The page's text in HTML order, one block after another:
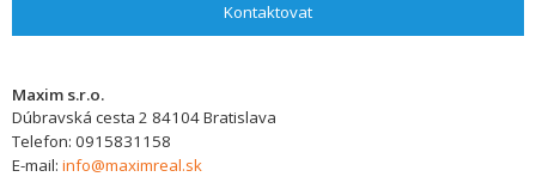
Kontaktovat
Maxim s.r.o.
Dúbravská cesta 2 84104Bratislava
Telefon: 0915831158
E-mail: info@maximreal.sk